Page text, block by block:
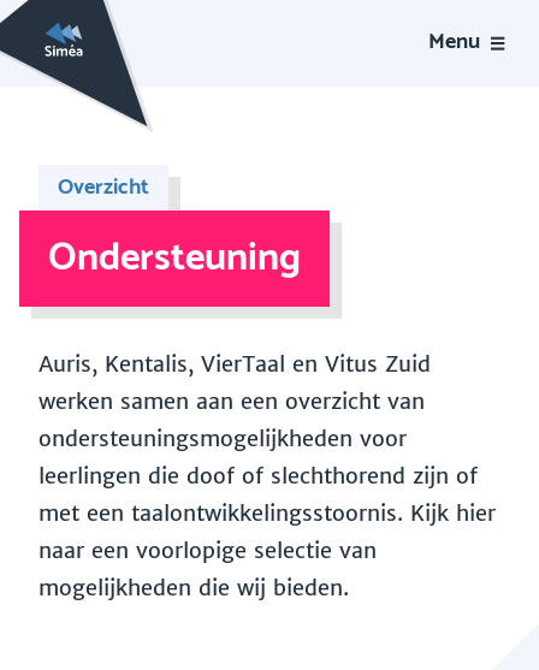
Menu
Overzicht
Ondersteuning
Auris, Kentalis, VierTaal en Vitus Zuid
werken samen aan een overzicht van
ondersteuningsmogelijkheden voor
leerlingen die doof of slechthorend zijn of
met een taalontwikkelingsstoornis. Kijk hier
naar een voorlopige selectie van
mogelijkheden die wij bieden.